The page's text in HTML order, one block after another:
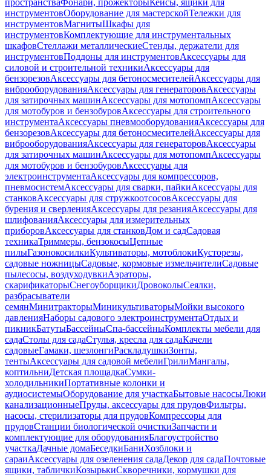
пространстваФонари, прожекторыКейсы, ящики для
инструментовОборудование для мастерскойТележки для
инструментовМагнитыШкафы для
инструментовКомплектующие для инструментальных
шкафовСтеллажи металлическиеСтенды, держатели для
инструментовПоддоны для инструментовАксессуары для
силовой и строительной техникиАксессуары для
бензорезовАксессуары для бетоносмесителейАксессуары для
виброоборудованияАксессуары для генераторовАксессуары
для затирочных машинАксессуары для мотопомпАксессуары
для мотобуров и бензобуровАксессуары для строительного
инструментаАксессуары пневмооборудованияАксессуары для
бензорезовАксессуары для бетоносмесителейАксессуары для
виброоборудованияАксессуары для генераторовАксессуары
для затирочных машинАксессуары для мотопомпАксессуары
для мотобуров и бензобуровАксессуары для
электроинструментаАксессуары для компрессоров,
пневмосистемАксессуары для сварки, пайкиАксессуары для
станковАксессуары для стружкоотсосовАксессуары для
бурения и сверленияАксессуары для резанияАксессуары для
шлифованияАксессуары для измерительных
приборовАксессуары для станковДом и садСадовая
техникаТриммеры, бензокосыЦепные
пилыГазонокосилкиКультиваторы, мотоблокиКусторезы,
садовые ножницыСадовые, кормовые измельчителиСадовые
пылесосы, воздуходувкиАэраторы,
скарификаторыСнегоуборщикиДровоколыСеялки,
разбрасыватели
семянМинитракторыМиникультиваторыМойки высокого
давленияНаборы садового электроинструментаОтдых и
пикникБатутыБассейныСпа-бассейныКомплекты мебели для
садаСтолы для садаСтулья, кресла для садаКачели
садовыеГамаки, шезлонгиРаскладушкиЗонты,
тентыАксессуары для садовой мебелиГрилиМангалы,
коптильниДетская площадкаСумки-
холодильникиПортативные колонки и
аудиосистемыОборудование для участкаБытовые насосыЛюки
канализационныеПруды, аксессуары для прудовФильтры,
насосы, стерилизаторы для прудовКомпрессоры для
прудовСтанции биологической очисткиЗапчасти и
комплектующие для оборудованияБлагоустройство
участкаДачные домаБеседкиБаниХозблоки и
сараиАксессуары для озеленения садаДекор для садаПочтовые
ящики, табличкиКозырькиСкворечники, кормушки для